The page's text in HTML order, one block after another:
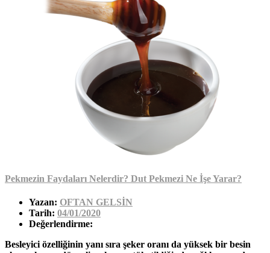
Pekmezin Faydaları Nelerdir? Dut Pekmezi Ne İşe Yarar?
Yazan: OFTAN GELSİN
Tarih: 04/01/2020
Değerlendirme:
Besleyici özelliğinin yanı sıra şeker oranı da yüksek bir besin